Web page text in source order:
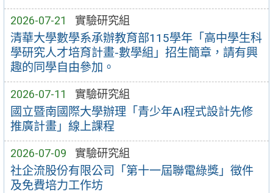
2026-07-21 實驗研究組
清華大學數學系承辦教育部115學年「高中學生科
學研究人才培育計畫-數學組」招生簡章，請有興
趣的同學自由參加。
2026-07-11 實驗研究組
國立暨南國際大學辦理「青少年AI程式設計先修
推廣計畫」線上課程
2026-07-09 實驗研究組
社企流股份有限公司「第十一屆聯電綠獎」徵件
及免費培力工作坊